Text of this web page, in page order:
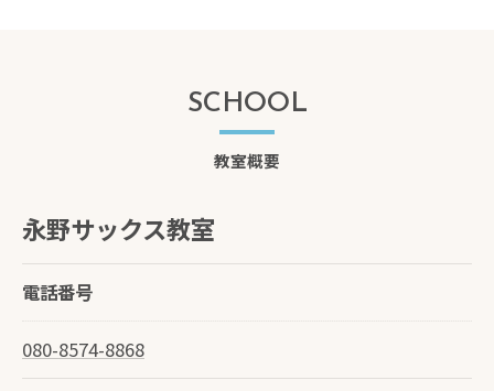
教室概要
SCHOOL
永野サックス教室
電話番号
080-8574-8868